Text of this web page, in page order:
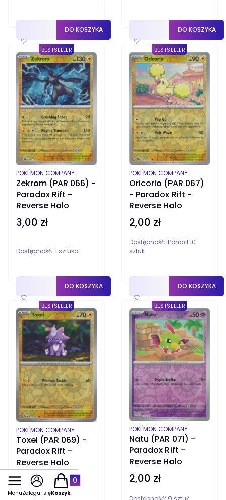
♡
DO KOSZYKA
♡
DO KOSZYKA
BESTSELLER
Zekrom (PAR 066) -
Paradox Rift -
Reverse Holo
PRODUCENT
POKÉMON COMPANY
Cena
3,00 zł
Dostępność: 1 sztuka
♡
DO KOSZYKA
BESTSELLER
Oricorio (PAR 067)
- Paradox Rift -
Reverse Holo
PRODUCENT
POKÉMON COMPANY
Cena
2,00 zł
Dostępność: Ponad 10
sztuk
♡
DO KOSZYKA
BESTSELLER
Toxel (PAR 069) -
Paradox Rift -
Reverse Holo
PRODUCENT
POKÉMON COMPANY
Cena
2,00 zł
BESTSELLER
Natu (PAR 071) -
Paradox Rift -
Reverse Holo
PRODUCENT
POKÉMON COMPANY
Cena
2,00 zł
MenuZaloguj się
Produkty w koszyku: 0. Zobacz szczegóły
Koszyk